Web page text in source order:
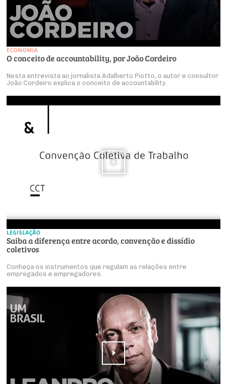
ECONOMIA
O conceito de accountability, por João Cordeiro
Nesta entrevista ao jornalista Adalberto Piotto, o autor e consultor
João Cordeiro explica o conceito de accountability.
LEGISLAÇÃO
Saiba a diferença entre acordo, convenção e dissídio
coletivos
Conheça os instrumentos que regulam as relações entre
empregados e empregadores.